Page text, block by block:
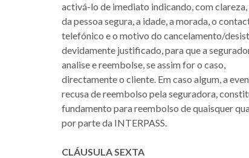
activá-lo de imediato indicando, com clareza,
da pessoa segura, a idade, a morada, o
telefónico e o motivo do cancelamento/
devidamente justificado, para que a
analise e reembolse, se assim for o caso,
directamente o cliente. Em caso algum, a
recusa de reembolso pela seguradora,
fundamento para reembolso de quaisquer
por parte da INTERPASS.
CLÁUSULA SEXTA